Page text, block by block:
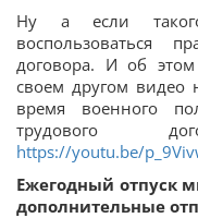
Ну а если
воспользоваться
договора. И об
своем другом видео
время военного
трудового
https://youtu.be/
Ежегодный отпуск
дополнительные